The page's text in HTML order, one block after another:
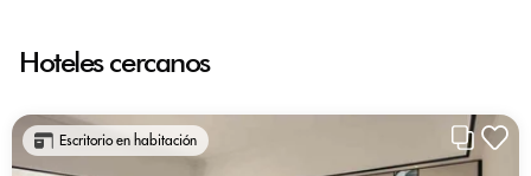
Hoteles cercanos
Escritorio en habitación